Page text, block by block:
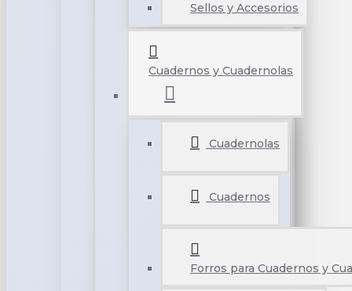
Sellos y Accesorios
Cuadernos y Cuadernolas
Cuadernolas
Cuadernos
Forros para Cuadernos y